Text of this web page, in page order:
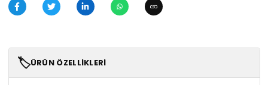
🏷️ÜRÜN ÖZELLIKLERI